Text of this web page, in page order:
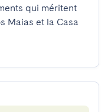
qui méritent
Maias et la Casa